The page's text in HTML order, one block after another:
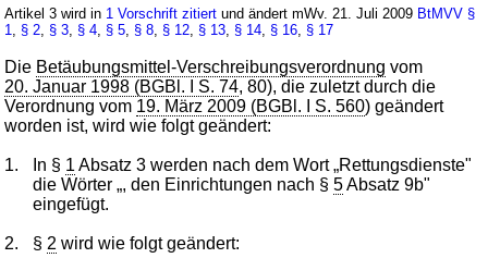
wird in 5 Vorschriften zitiert
Artikel 3 wird in 1 Vorschrift zitiert und ändert mWv. 21. Juli 2009 BtMVV §
1
§ 2 § 3 § 4 § 5 § 8 § 12 § 13 § 14 § 16 § 17
Die Betäubungsmittel-Verschreibungsverordnung vom
20. Januar 1998 (BGBl. I S. 74, 80), die zuletzt durch die
Verordnung vom 19. März 2009 (BGBl. I S. 560) geändert
worden ist, wird wie folgt geändert:
1. In § 1 Absatz 3 werden nach dem Wort „Rettungsdienste"
die Wörter „, den Einrichtungen nach §5Absatz 9b"
eingefügt.
2. § 2 wird wie folgt geändert: